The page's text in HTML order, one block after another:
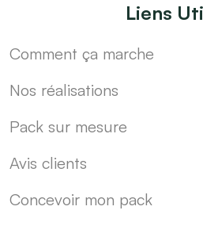
Liens
Comment ça marche
Nos réalisations
Pack sur mesure
Avis clients
Concevoir mon pack